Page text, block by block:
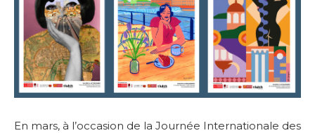
En mars, à l’occasion de la Journée Internationale des